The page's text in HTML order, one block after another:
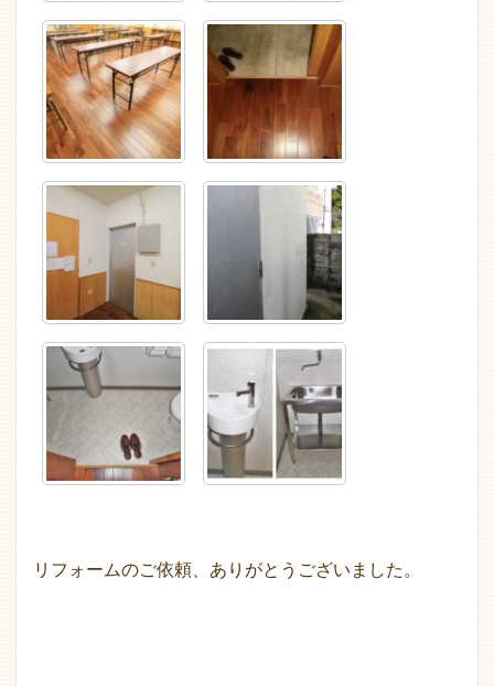
リフォームのご依頼、ありがとうございました。